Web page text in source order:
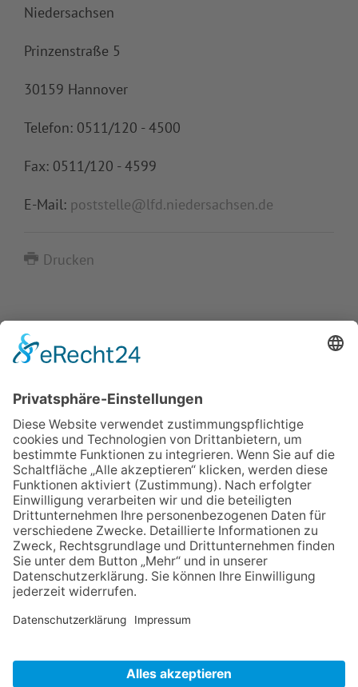
Niedersachsen
Prinzenstraße 5
30159 Hannover
Telefon: 0511/120 - 4500
Fax: 0511/120 - 4599
E-Mail: poststelle@lfd.niedersachsen.de
Drucken
IMPRESSUM
VERBRAUCHERSTREITBEILEGUNGSGESETZ
HINWEISGEBERSCHUTZGESETZ LINKS/PARTNER
KONTAKT VORLESE-FUNKTION: READSPEAKER
GOOD NEWS | ELTERNBRIEFE
DATENSCHUTZ GGMBH DATENSCHUTZ E.V.
DATENVERARBEITUNG TAA | AFE